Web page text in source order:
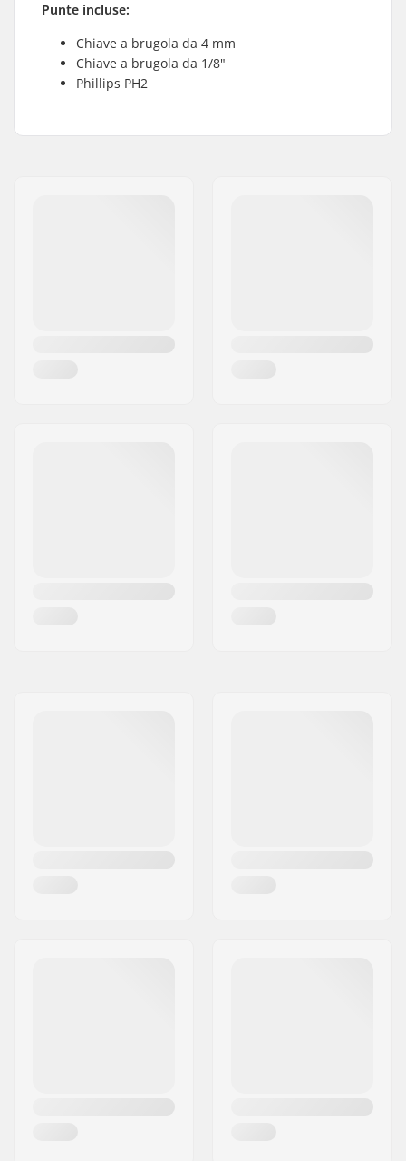
Punte incluse:
Chiave a brugola da 4 mm
Chiave a brugola da 1/8"
Phillips PH2